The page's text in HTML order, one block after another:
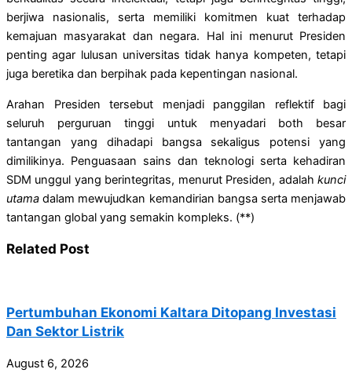
berjiwa nasionalis, serta memiliki komitmen kuat terhadap
kemajuan masyarakat dan negara. Hal ini menurut Presiden
penting agar lulusan universitas tidak hanya kompeten, tetapi
juga beretika dan berpihak pada kepentingan nasional.
Arahan Presiden tersebut menjadi panggilan reflektif bagi
seluruh perguruan tinggi untuk menyadari both besar
tantangan yang dihadapi bangsa sekaligus potensi yang
dimilikinya. Penguasaan sains dan teknologi serta kehadiran
SDM unggul yang berintegritas, menurut Presiden, adalah kunci
utama dalam mewujudkan kemandirian bangsa serta menjawab
tantangan global yang semakin kompleks. (**)
Related Post
Pertumbuhan Ekonomi Kaltara Ditopang Investasi
Dan Sektor Listrik
August 6, 2026